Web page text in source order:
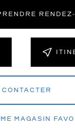
CONTACTER
MAGASIN